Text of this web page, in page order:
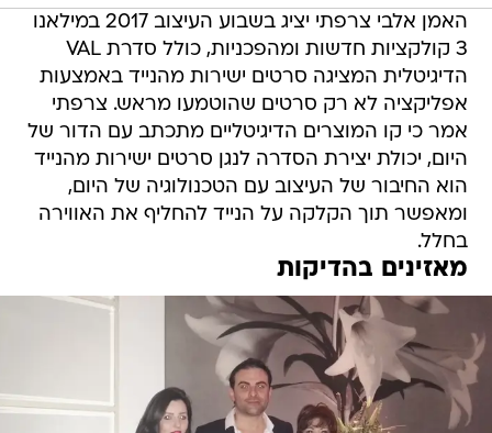
האמן אלבי צרפתי יציג בשבוע העיצוב 2017 במילאנו
3 קולקציות חדשות ומהפכניות, כולל סדרת VAL
הדיגיטלית המציגה סרטים ישירות מהנייד באמצעות
אפליקציה לא רק סרטים שהוטמעו מראש. צרפתי
אמר כי קו המוצרים הדיגיטליים מתכתב עם הדור של
היום, יכולת יצירת הסדרה לנגן סרטים ישירות מהנייד
הוא החיבור של העיצוב עם הטכנולוגיה של היום,
ומאפשר תוך הקלקה על הנייד להחליף את האווירה
בחלל.
מאזינים בהדיקות